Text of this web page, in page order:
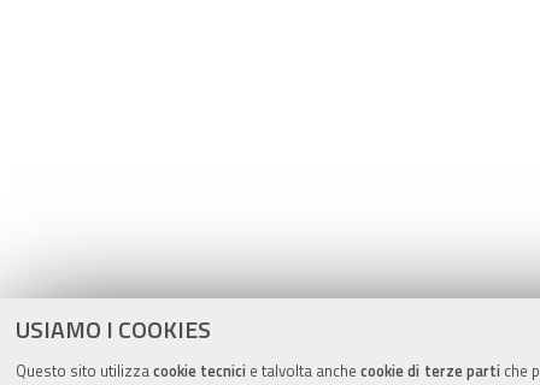
USIAMO I COOKIES
Questo sito utilizzacookie tecnici e talvolta anchecookie di terze parti che